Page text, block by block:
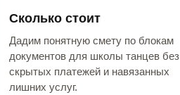
Сколько стоит
Дадим понятную смету по блокам
документов для школы танцев без
скрытых платежей и навязанных
лишних услуг.